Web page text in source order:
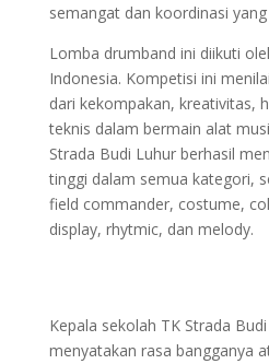
semangat dan koordinasi
Lomba drumband ini diikuti
Indonesia. Kompetisi ini
dari kekompakan, kreativitas,
teknis dalam bermain alat
Strada Budi Luhur berhasil
tinggi dalam semua kategori,
field commander, costume,
display, rhytmic, dan melody.
Kepala sekolah TK Strada
menyatakan rasa bangganya